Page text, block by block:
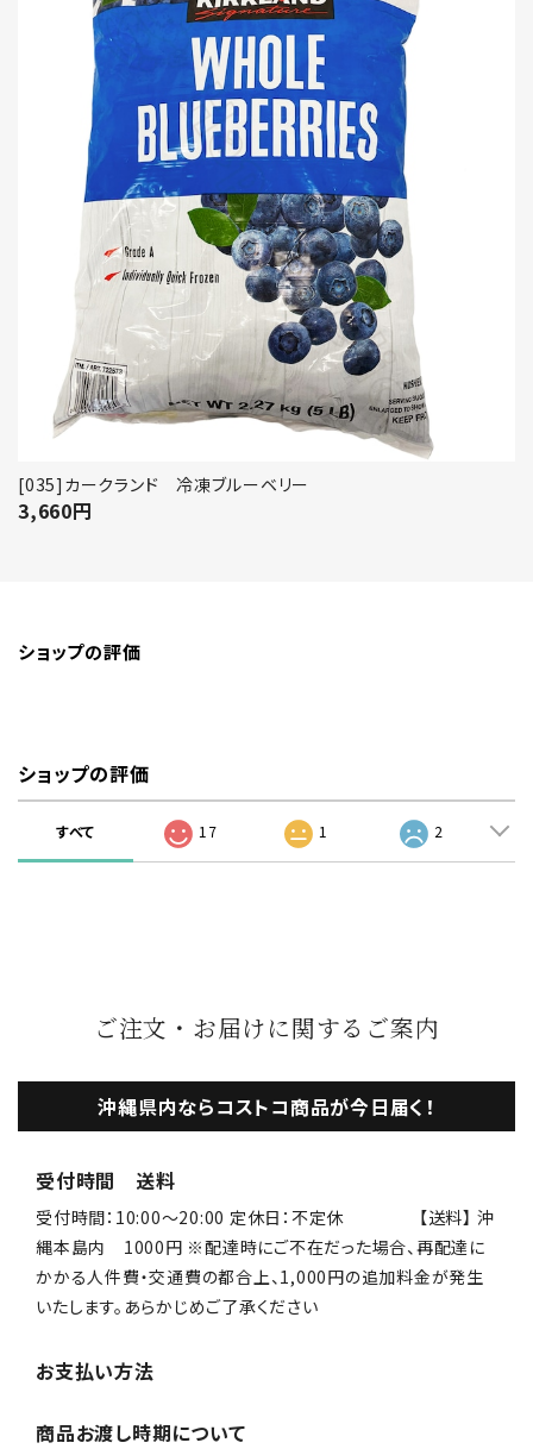
[035]カークランド 冷凍ブルーベリー
3,660円
ショップの評価
ショップの評価
すべて 17 1 2
ご注文・お届けに関するご案内
沖縄県内ならコストコ商品が今日届く！
受付時間 送料
受付時間：10:00〜20:00 定休日：不定休 【送料】 沖
縄本島内 1000円 ※配達時にご不在だった場合、再配達に
かかる人件費・交通費の都合上、1,000円の追加料金が発生
いたします。あらかじめご了承ください
お支払い方法
商品お渡し時期について